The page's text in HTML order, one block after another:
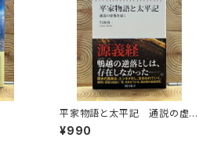
平家物語と太平記 通説の虚
像を暴く
¥990